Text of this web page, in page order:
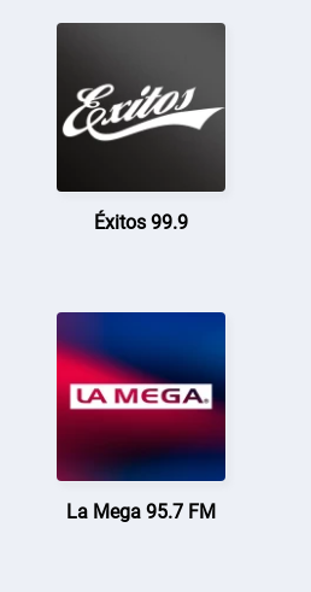
Éxitos 99.9
La Mega 95.7 FM